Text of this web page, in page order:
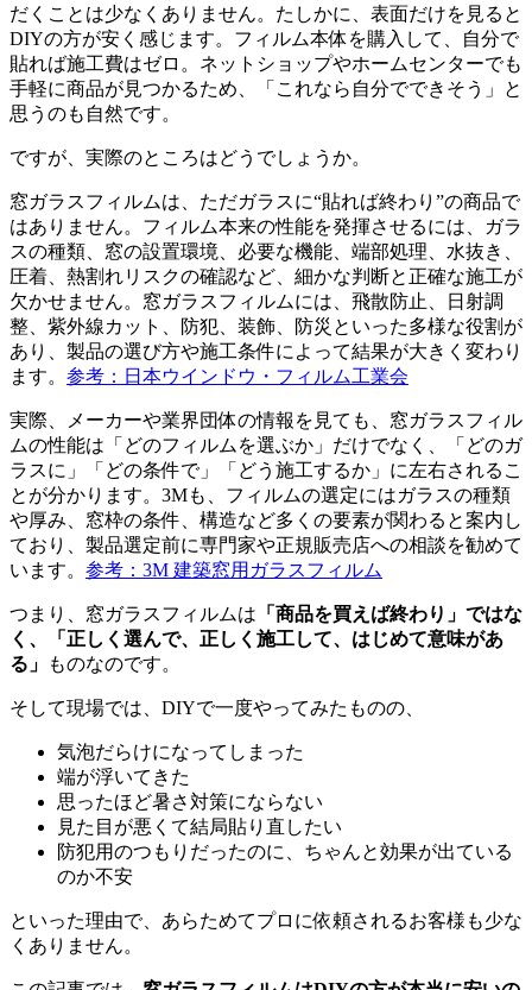
だくことは少なくありません。たしかに、表面だけを見ると
DIYの方が安く感じます。フィルム本体を購入して、自分で
貼れば施工費はゼロ。ネットショップやホームセンターでも
手軽に商品が見つかるため、「これなら自分でできそう」と
思うのも自然です。
ですが、実際のところはどうでしょうか。
窓ガラスフィルムは、ただガラスに“貼れば終わり”の商品で
はありません。フィルム本来の性能を発揮させるには、ガラ
スの種類、窓の設置環境、必要な機能、端部処理、水抜き、
圧着、熱割れリスクの確認など、細かな判断と正確な施工が
欠かせません。窓ガラスフィルムには、飛散防止、日射調
整、紫外線カット、防犯、装飾、防災といった多様な役割が
あり、製品の選び方や施工条件によって結果が大きく変わり
ます。 参考：日本ウインドウ・フィルム工業会
実際、メーカーや業界団体の情報を見ても、窓ガラスフィル
ムの性能は「どのフィルムを選ぶか」だけでなく、「どのガ
ラスに」「どの条件で」「どう施工するか」に左右されるこ
とが分かります。3Mも、フィルムの選定にはガラスの種類
や厚み、窓枠の条件、構造など多くの要素が関わると案内し
ており、製品選定前に専門家や正規販売店への相談を勧めて
います。 参考：3M 建築窓用ガラスフィルム
つまり、窓ガラスフィルムは 「商品を買えば終わり」ではな
く、「正しく選んで、正しく施工して、はじめて意味があ
る」
ものなのです。
そして現場では、DIYで一度やってみたものの、
気泡だらけになってしまった
端が浮いてきた
思ったほど暑さ対策にならない
見た目が悪くて結局貼り直したい
防犯用のつもりだったのに、ちゃんと効果が出ている
のか不安
といった理由で、あらためてプロに依頼されるお客様も少な
くありません。